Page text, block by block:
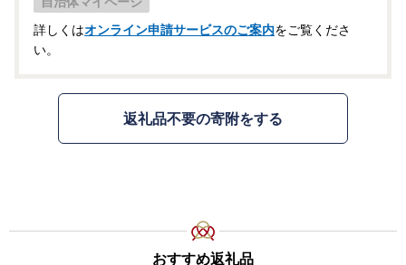
詳しくはオンライン申請サービスのご案内をご覧くださ
い。
返礼品不要の寄附をする
おすすめ返礼品